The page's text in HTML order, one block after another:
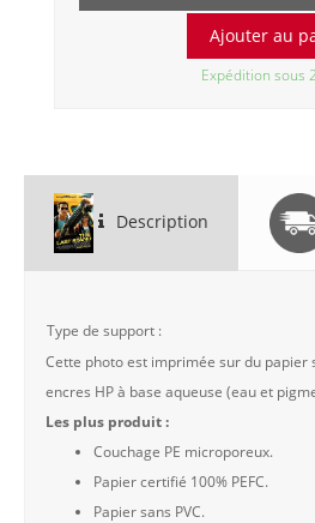
Expédition sous
Description
Type de support :
Cette photo est imprimée sur du papier
encres HP à base aqueuse (eau et
Les plus produit :
Couchage PE microporeux.
Papier certifié 100% PEFC.
Papier sans PVC.